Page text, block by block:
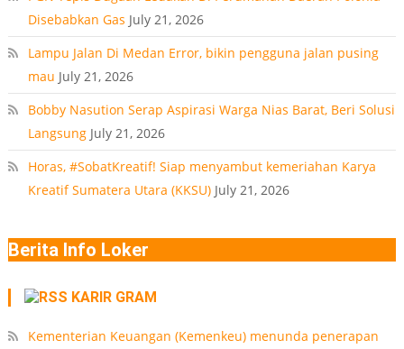
Disebabkan Gas July 21, 2026
Lampu Jalan Di Medan Error, bikin pengguna jalan pusing
mau July 21, 2026
Bobby Nasution Serap Aspirasi Warga Nias Barat, Beri Solusi
Langsung July 21, 2026
Horas, #SobatKreatif! Siap menyambut kemeriahan Karya
Kreatif Sumatera Utara (KKSU) July 21, 2026
Berita Info Loker
KARIR GRAM
Kementerian Keuangan (Kemenkeu) menunda penerapan